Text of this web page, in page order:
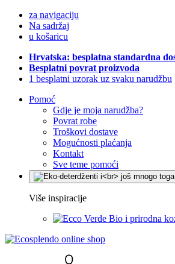
za navigaciju
Na sadržaj
u košaricu
Hrvatska: besplatna standardna
Besplatni povrat proizvoda
1 besplatni uzorak uz svaku narudžbu
Pomoć
Gdje je moja narudžba?
Povrat robe
Troškovi dostave
Mogućnosti plaćanja
Kontakt
Sve teme pomoći
Više inspiracije
Bio i prirodna